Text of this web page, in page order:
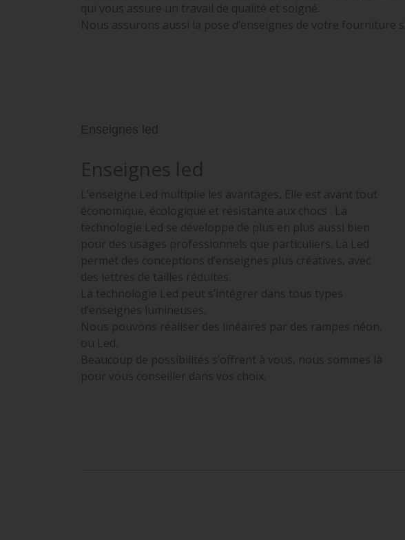
qui vous assure un travail de qualité et soigné.
Nous assurons aussi la pose d’enseignes de votre fourniture
Enseignes led
Enseignes led
L’enseigne Led multiplie les avantages, Elle est avant tout
économique, écologique et résistante aux chocs . La
technologie Led se développe de plus en plus aussi bien
pour des usages professionnels que particuliers. La Led
permet des conceptions d’enseignes plus créatives, avec
des lettres de tailles réduites.
La technologie Led peut s’intégrer dans tous types
d’enseignes lumineuses.
Nous pouvons réaliser des linéaires par des rampes néon,
ou Led.
Beaucoup de possibilités s’offrent à vous, nous sommes là
pour vous conseiller dans vos choix.